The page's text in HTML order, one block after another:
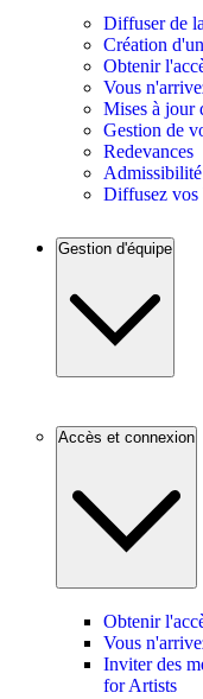
Diffuser de
Création
Obtenir
Vous
Mises à jour
Gestion de
Redevances
Diffusez vos
Gestion d'équipe
Accès et connexion
Obtenir
Vous
Inviter des
for Artists